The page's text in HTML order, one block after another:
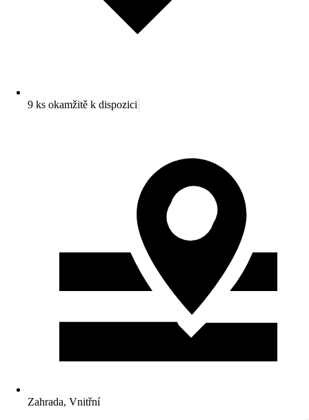
9 ks okamžitě k dispozici
Zahrada, Vnitřní